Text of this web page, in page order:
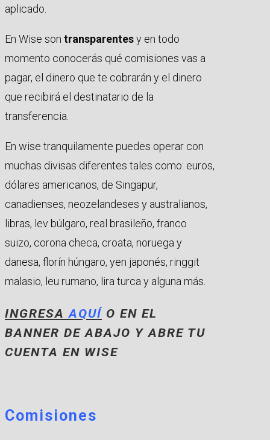
aplicado.
En Wise son transparentesy en todo
momento conocerás qué comisiones vas a
pagar, el dinero que te cobrarán y el dinero
que recibirá el destinatario de la
transferencia.
En wise tranquilamente puedes operar con
muchas divisas diferentes tales como: euros,
dólares americanos, de Singapur,
canadienses, neozelandeses y australianos,
libras, lev búlgaro, real brasileño, franco
suizo, corona checa, croata, noruega y
danesa, florín húngaro, yen japonés, ringgit
malasio, leu rumano, lira turca y alguna más.
INGRESAAQUÍ O EN EL
BANNER DE ABAJO Y ABRE TU
CUENTA EN WISE
Comisiones